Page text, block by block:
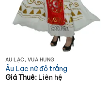
ÂU LẠC, VUA HÙNG
Âu Lạc nữ đỏ trắng
Giá Thuê: Liên hệ